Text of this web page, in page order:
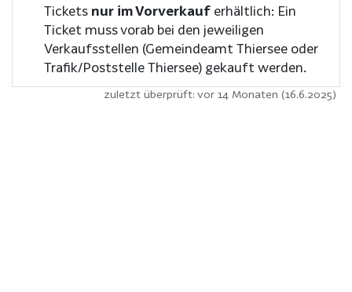
Tickets nur im Vorverkauf erhältlich: Ein
Ticket muss vorab bei den jeweiligen
Verkaufsstellen (Gemeindeamt Thiersee oder
Trafik/Poststelle Thiersee) gekauft werden.
zuletzt überprüft: vor 14 Monaten (16.6.2025)